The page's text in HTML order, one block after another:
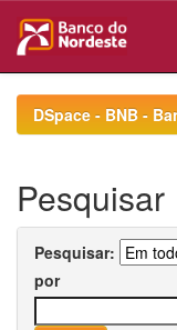
navigationDSpace - BNB -
Pesquisar
Pesquisar:
por